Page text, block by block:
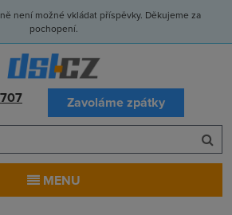
není možné vkládat příspěvky. Děkujeme za
pochopení.
Zavoláme zpátky
MENU